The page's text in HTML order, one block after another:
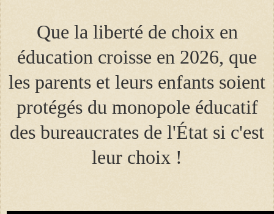
Que la liberté de choix en
éducation croisse en 2026, que
les parents et leurs enfants soient
protégés du monopole éducatif
des bureaucrates de l'État si c'est
leur choix !